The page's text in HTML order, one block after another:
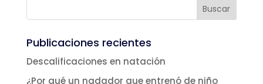
Publicaciones recientes
Descalificaciones en natación
¿Por qué un nadador que entrenó de niño